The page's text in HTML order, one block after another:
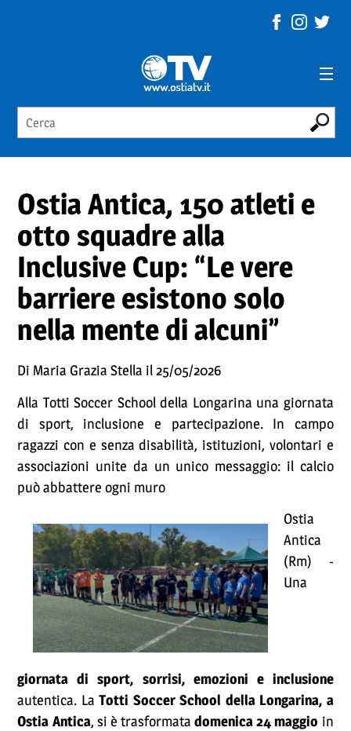
Ostia Antica, 150 atleti e
otto squadre alla
Inclusive Cup: “Le vere
barriere esistono solo
nella mente di alcuni”
Di Maria Grazia Stella il 25/05/2026
Alla Totti Soccer School della Longarina una giornata
di sport, inclusione e partecipazione. In campo
ragazzi con e senza disabilità, istituzioni, volontari e
associazioni unite da un unico messaggio: il calcio
può abbattere ogni muro
Ostia
Antica
(Rm) -
Una
giornata di sport, sorrisi, emozioni e inclusione
autentica. La Totti Soccer School della Longarina, a
Ostia Antica, si è trasformatadomenica 24 maggio in